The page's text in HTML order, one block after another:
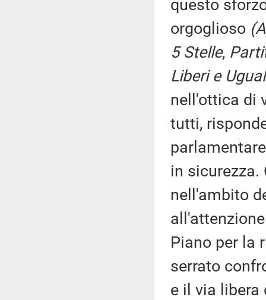
questo
orgoglioso
5 Stelle,
Liberi e
nell'ottica di
tutti,
in
nell'ambito
Piano per la
serrato
e il via libera